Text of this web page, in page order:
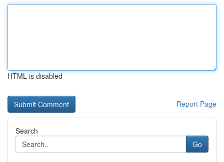
HTML is disabled
Report Page
Search
Go